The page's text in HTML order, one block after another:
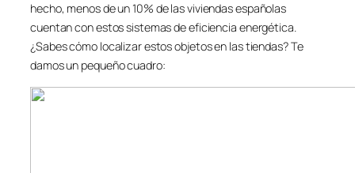
hecho, menos de un 10% de las viviendas españolas
cuentan con estos sistemas de eficiencia energética.
¿Sabes cómo localizar estos objetos en las tiendas? Te
damos un pequeño cuadro: